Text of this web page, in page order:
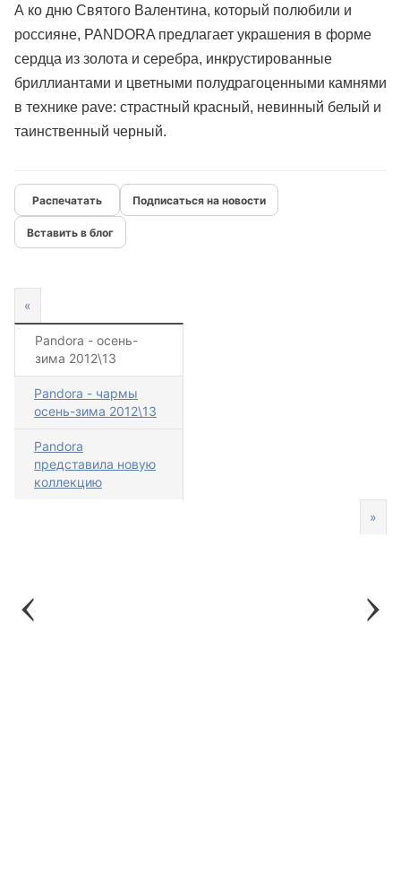
А ко дню Святого Валентина, который полюбили и
россияне, PANDORA предлагает украшения в форме
сердца из золота и серебра, инкрустированные
бриллиантами и цветными полудрагоценными камнями
в технике pave: страстный красный, невинный белый и
таинственный черный.
Подписаться на новости
Вставить в блог
«
Pandora - осень-
зима 2012\13
Pandora - чармы
осень-зима 2012\13
Pandora
представила новую
коллекцию
»